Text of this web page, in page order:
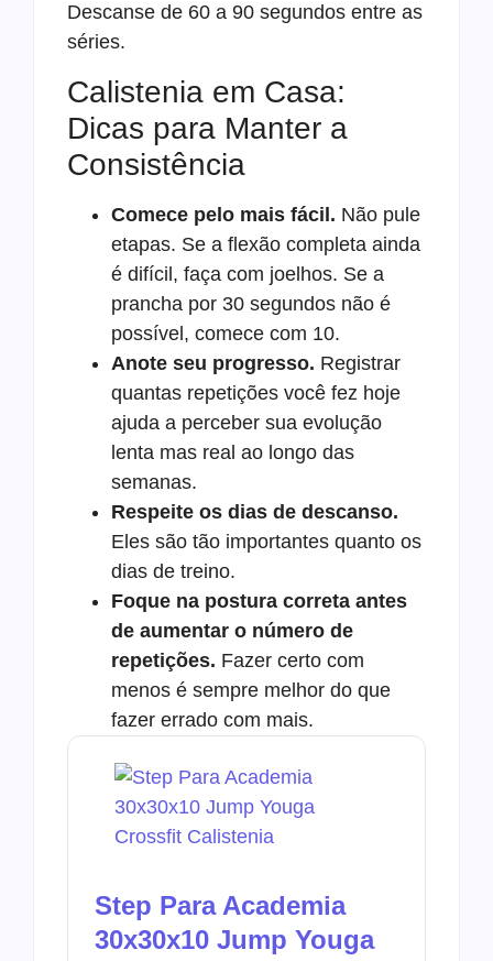
Descanse de 60 a 90 segundos entre as
séries.
Calistenia em Casa:
Dicas para Manter a
Consistência
Comece pelo mais fácil. Não pule
etapas. Se a flexão completa ainda
é difícil, faça com joelhos. Se a
prancha por 30 segundos não é
possível, comece com 10.
Anote seu progresso. Registrar
quantas repetições você fez hoje
ajuda a perceber sua evolução
lenta mas real ao longo das
semanas.
Respeite os dias de descanso.
Eles são tão importantes quanto os
dias de treino.
Foque na postura correta antes
de aumentar o número de
repetições. Fazer certo com
menos é sempre melhor do que
fazer errado com mais.
Step Para Academia
30x30x10 Jump Youga